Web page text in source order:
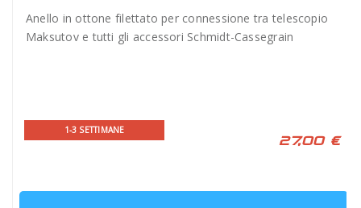
Anello in ottone filettato per connessione tra telescopio
Maksutov e tutti gli accessori Schmidt-Cassegrain
1-3 SETTIMANE
27,00 €